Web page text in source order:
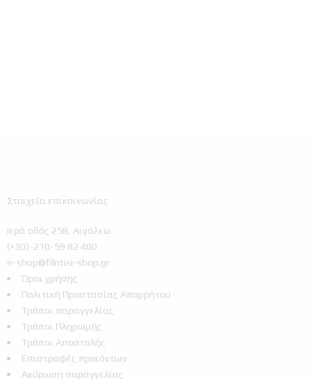
Στοιχεία επικοινωνίας
Ιερά οδός 258, Αιγάλεω
(+30)-210-59 82 400
e-shop@filntisi-shop.gr
Όροι χρήσης
Πολιτική Προστασίας Απορρήτου
Τρόποι παραγγελίας
Τρόποι Πληρωμής
Τρόποι Αποστολής
Επιστροφές προϊόντων
Ακύρωση παραγγελίας